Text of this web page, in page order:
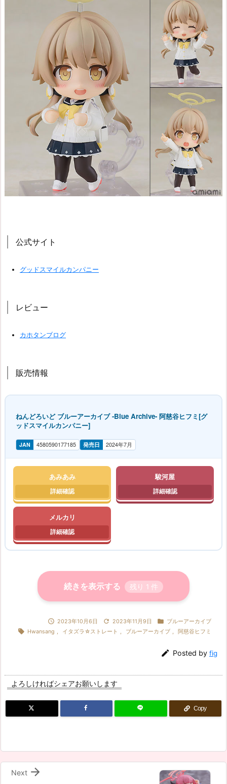
公式サイト
グッドスマイルカンパニー
レビュー
カホタンブログ
販売情報
ねんどろいど ブルーアーカイブ -Blue Archive- 阿慈谷ヒフミ[グ
ッドスマイルカンパニー]
JAN 4580590177185 発売日 2024年7月
あみあみ 駿河屋
メルカリ
続きを表示する 残り 1 件
 2023年10月6日  2023年11月9日  ブルーアーカイブ
 Hwansang , イタズラ☆ストレート , ブルーアーカイブ , 阿慈谷ヒフミ
 Posted by fig
よろしければシェアお願いします
Copy

Next